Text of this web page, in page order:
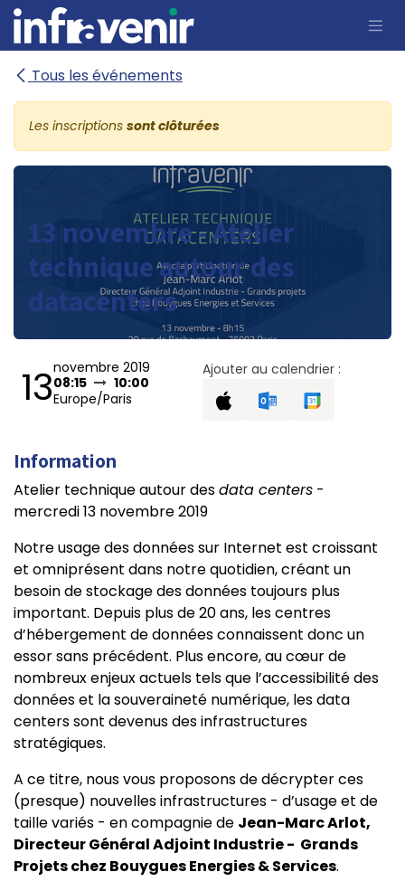
Se rendre au contenu
Tous les événements
Les inscriptions sont clôturées
13 novembre - Atelier
technique autour des
datacenters
13novembre 2019
08:15
10:00
Europe/Paris
Ajouter au calendrier :
Information
Atelier technique autour desdata centers -
mercredi 13 novembre 2019
Notre usage des données sur Internet est croissant
et omniprésent dans notre quotidien, créant un
besoin de stockage des données toujours plus
important. Depuis plus de 20 ans, les centres
d’hébergement de données connaissent donc un
essor sans précédent. Plus encore, au cœur de
nombreux enjeux actuels tels que l’accessibilité des
données et la souveraineté numérique, les data
centers sont devenus des infrastructures
stratégiques.
A ce titre, nous vous proposons de décrypter ces
(presque) nouvelles infrastructures - d’usage et de
taille variés - en compagnie de Jean-Marc Arlot,
Directeur Général Adjoint Industrie - Grands
Projets chez Bouygues Energies & Services.